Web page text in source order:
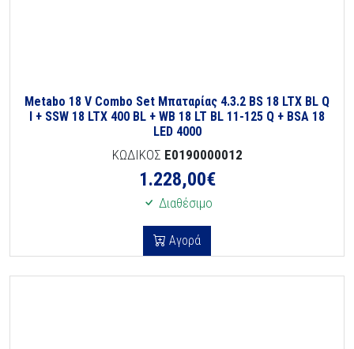
Metabo 18 V Combo Set Μπαταρίας 4.3.2 BS 18 LTX BL Q
I + SSW 18 LTX 400 BL + WB 18 LT BL 11-125 Q + BSA 18
LED 4000
ΚΩΔΙΚΟΣ E0190000012
1.228,00€
Διαθέσιμο
Αγορά